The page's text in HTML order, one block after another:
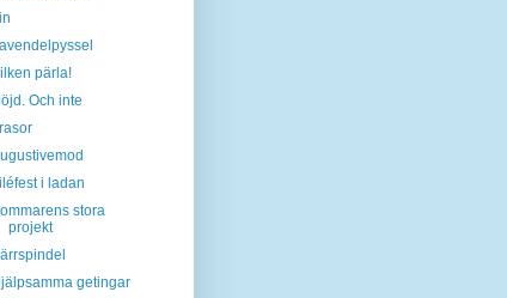
pärla!
Och inte
i ladan
stora
projekt
getingar